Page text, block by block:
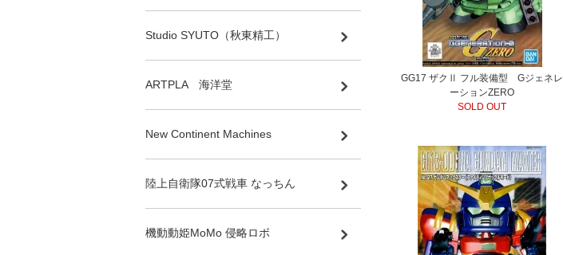
GG17 ザクⅡ フル装備型 Gジェネレ
ーションZERO
SOLD OUT
Studio SYUTO（秋東精工）
ARTPLA 海洋堂
New Continent Machines
陸上自衛隊07式戦車 なっちん
機動動姫MoMo 侵略ロボ